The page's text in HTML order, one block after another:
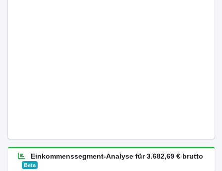
Einkommenssegment-Analyse für 3.682,69 € brutto
Beta